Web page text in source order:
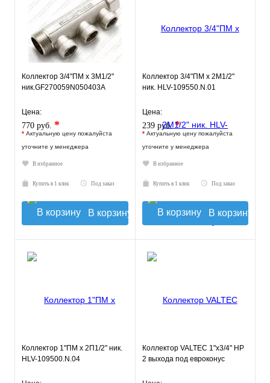
Коллектор 3/4"ПМ х 3М1/2"
ник.GF270059N050403A
Цена:
770 руб. *
* Актуальную цену пожалуйста
уточните у менеджера
В избранное
Купить в 1 клик Под заказ
В корзину
Коллектор 3/4"ПМ х 2М1/2"
ник. HLV-109550.N.01
Цена:
239 руб.*
* Актуальную цену пожалуйста
уточните у менеджера
В избранное
Купить в 1 клик Под заказ
В корзину
Коллектор 1"ПМ х 2П1/2" ник.
HLV-109500.N.04
Коллектор VALTEC 1"х3/4" НР
2 выхода под евроконус